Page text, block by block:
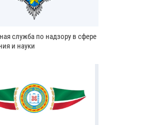
служба по надзору в сфере
и науки